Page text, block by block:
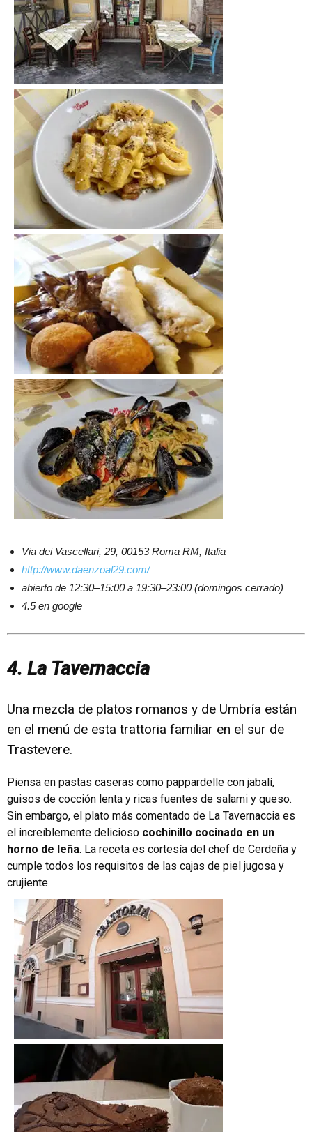
Via dei Vascellari, 29, 00153 Roma RM, Italia
http://www.daenzoal29.com/
abierto de 12:30–15:00 a 19:30–23:00 (domingos cerrado)
4.5 en google
4. La Tavernaccia
Una mezcla de platos romanos y de Umbría están
en el menú de esta trattoria familiar en el sur de
Trastevere.
Piensa en pastas caseras como pappardelle con jabalí,
guisos de cocción lenta y ricas fuentes de salami y queso.
Sin embargo, el plato más comentado de La Tavernaccia es
el increíblemente delicioso cochinillo cocinado en un
horno de leña. La receta es cortesía del chef de Cerdeña y
cumple todos los requisitos de las cajas de piel jugosa y
crujiente.